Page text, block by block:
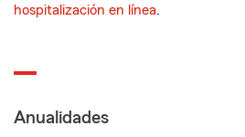
hospitalización en línea.
Anualidades